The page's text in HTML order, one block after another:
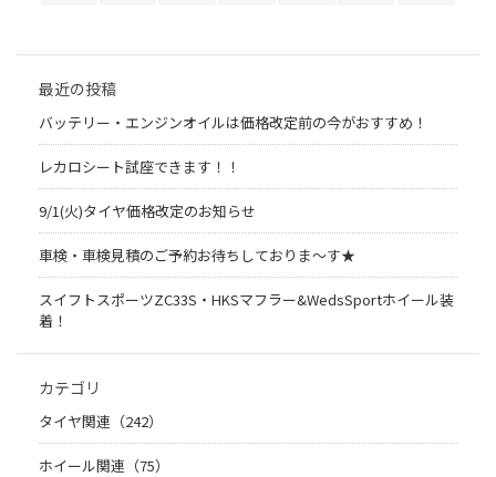
最近の投稿
バッテリー・エンジンオイルは価格改定前の今がおすすめ！
レカロシート試座できます！！
9/1(火)タイヤ価格改定のお知らせ
車検・車検見積のご予約お待ちしておりま～す★
スイフトスポーツZC33S・HKSマフラー&WedsSportホイール装
着！
カテゴリ
タイヤ関連（242）
ホイール関連（75）